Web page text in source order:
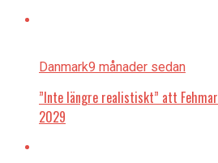
Danmark9 månader sedan
”Inte längre realistiskt” att
2029